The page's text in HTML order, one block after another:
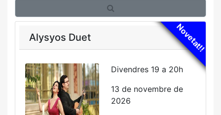
Novetat!!
Alysyos Duet
Divendres 19 a 20h
13 de novembre de
2026